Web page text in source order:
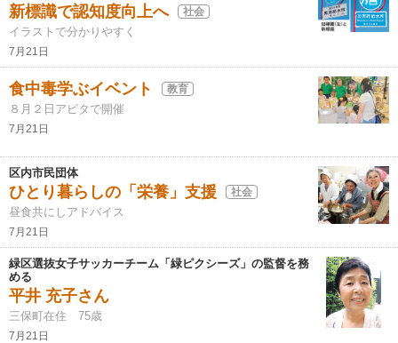
新標識で認知度向上へ 社会
イラストで分かりやすく
7月21日
食中毒学ぶイベント 教育
８月２日アピタで開催
7月21日
区内市民団体
ひとり暮らしの「栄養」支援 社会
昼食共にしアドバイス
7月21日
緑区選抜女子サッカーチーム「緑ピクシーズ」の監督を務
める
平井 充子さん
三保町在住 75歳
7月21日